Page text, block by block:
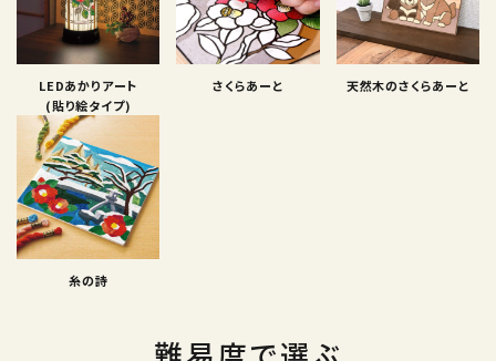
LEDあかりアート
(貼り絵タイプ)
さくらあーと 天然木のさくらあーと
糸の詩